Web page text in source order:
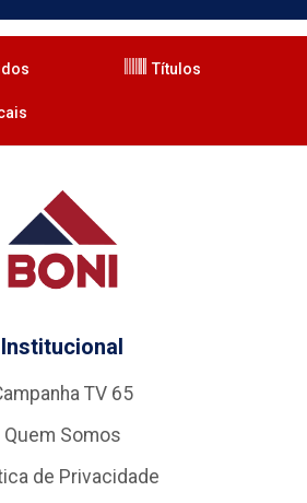
Títulos
Institucional
TV 65
Quem Somos
de Privacidade